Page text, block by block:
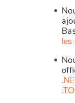
les